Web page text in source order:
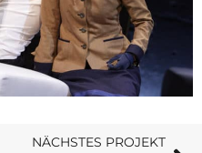
NÄCHSTES PROJEKT